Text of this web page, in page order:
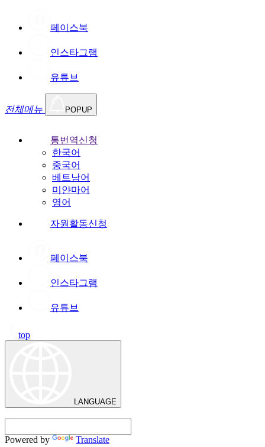
페이스북
인스타그램
유튜브
전체메뉴 POPUP
통번역신청
한국어
중국어
베트남어
미얀마어
영어
자원활동신청
페이스북
인스타그램
유튜브
top
LANGUAGE
Powered by Translate